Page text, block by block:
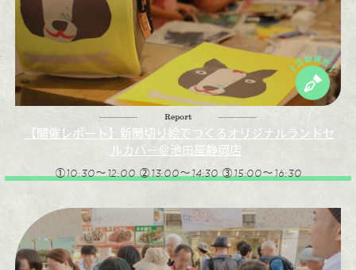
Report
【開催レポート】新聞切り絵でつくるオリジナルランドセ
ルカバー＠池田屋静岡店
①10:30～12:00 ②13:00～14:30 ③15:00～16:30